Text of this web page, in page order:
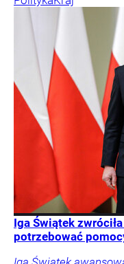
Iga Świątek
potrzebować